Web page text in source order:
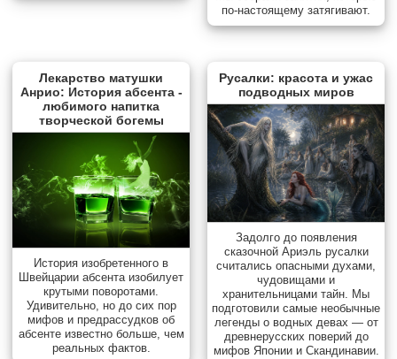
по-настоящему затягивают.
Лекарство матушки
Анрио: История абсента -
любимого напитка
творческой богемы
История изобретенного в
Швейцарии абсента изобилует
крутыми поворотами.
Удивительно, но до сих пор
мифов и предрассудков об
абсенте известно больше, чем
реальных фактов.
Русалки: красота и ужас
подводных миров
Задолго до появления
сказочной Ариэль русалки
считались опасными духами,
чудовищами и
хранительницами тайн. Мы
подготовили самые необычные
легенды о водных девах — от
древнерусских поверий до
мифов Японии и Скандинавии.